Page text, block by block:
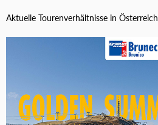
Aktuelle Tourenverhältnisse in Österreich